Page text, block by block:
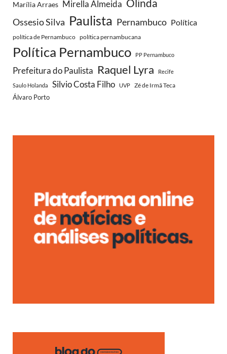
Marília Arraes Mirella Almeida Olinda
Ossesio Silva Paulista Pernambuco Política
política de Pernambuco política pernambucana
Política Pernambuco PP Pernambuco
Prefeitura do Paulista Raquel Lyra Recife
Saulo Holanda Silvio Costa Filho UVP Zé de Irmã Teca
Álvaro Porto